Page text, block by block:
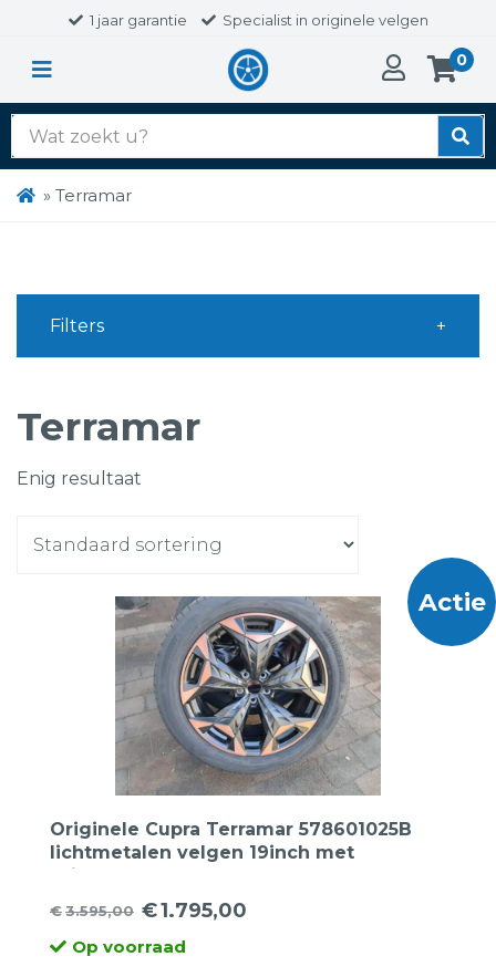
1 jaar garantie Specialist in originele velgen
0
Zoek
naar:
» Terramar
Terramar
Enig resultaat
Actie
Originele Cupra Terramar 578601025B
lichtmetalen velgen 19inch met
Bridgestone 255 45 19 100V Turanza T6
Enliten SUV zomerbanden.
€3.595,00
Oorspronkelijke
prijs
€1.795,00
Huidige
prijsOp voorraad
Filters